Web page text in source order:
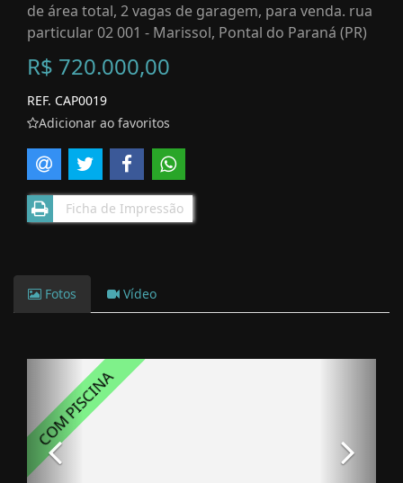
de área total, 2 vagas de garagem, para venda. rua
particular 02 001 - Marissol, Pontal do Paraná (PR)
R$ 720.000,00
REF. CAP0019
Adicionar ao favoritos
Ficha de Impressão
Fotos Vídeo